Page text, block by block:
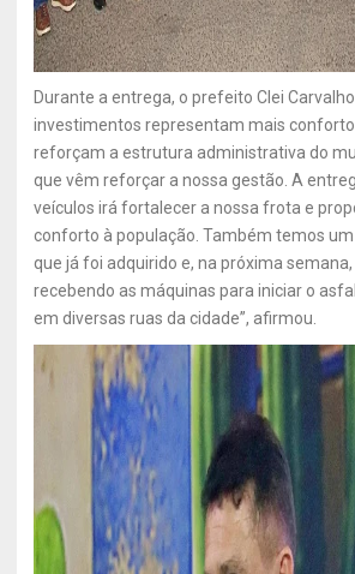
Durante a entrega, o prefeito Clei
investimentos representam mais
reforçam a estrutura administrativa do
que vêm reforçar a nossa gestão. A
veículos irá fortalecer a nossa frota e
conforto à população. Também temos
que já foi adquirido e, na próxima
recebendo as máquinas para iniciar o
em diversas ruas da cidade”, afirmou.